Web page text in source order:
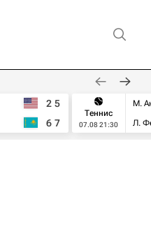
2 5
6 7
Теннис
07.08 21:30
М.
Л.